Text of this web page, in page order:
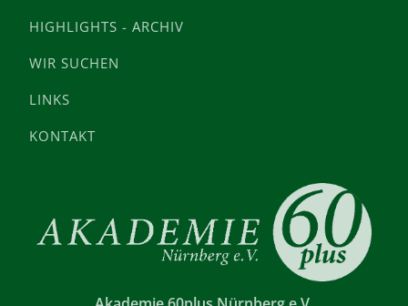
HIGHLIGHTS - ARCHIV
WIR SUCHEN
LINKS
KONTAKT